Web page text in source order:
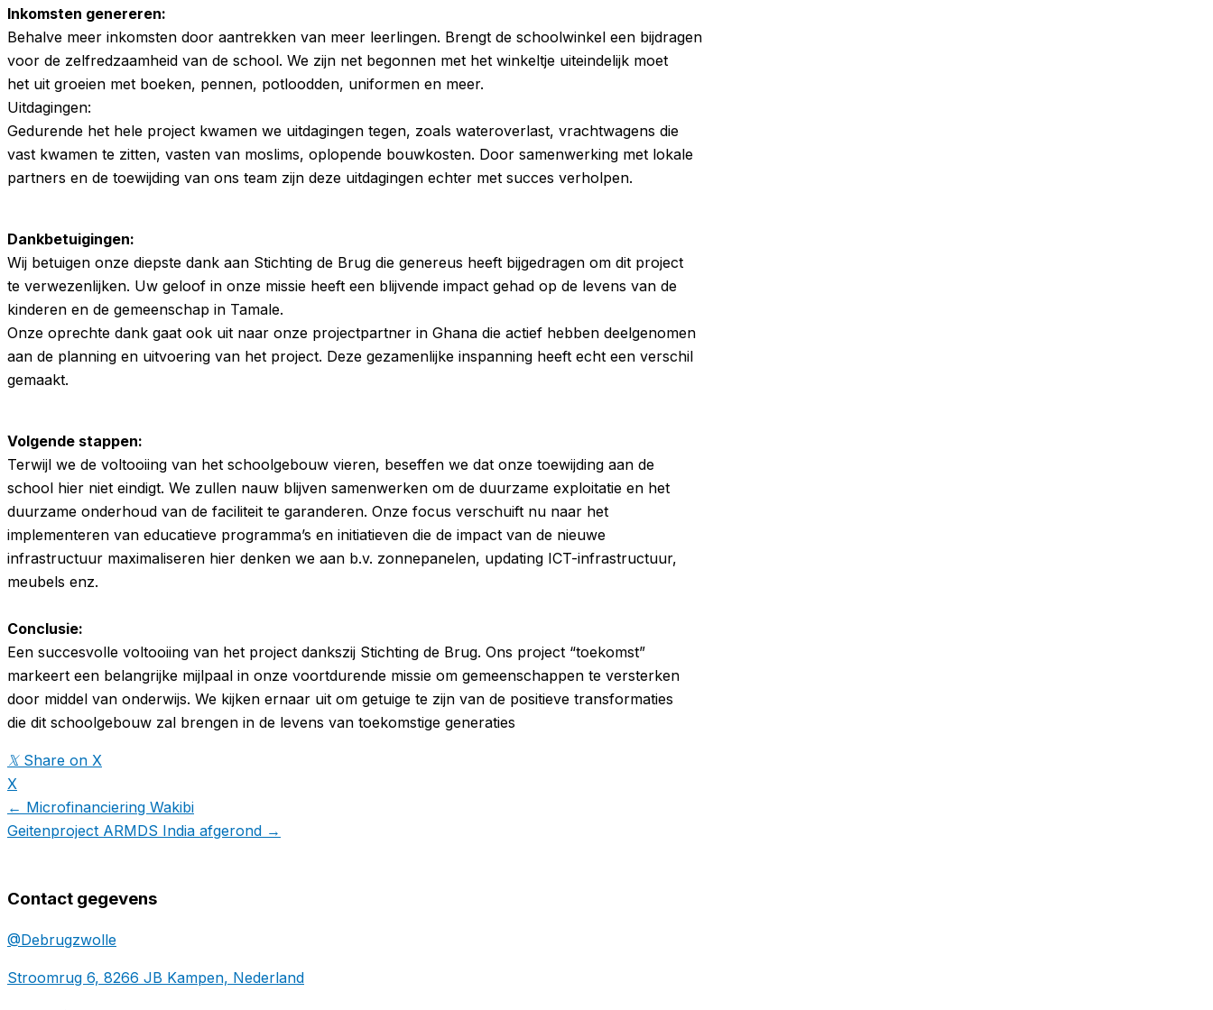
Inkomsten genereren:
Behalve meer inkomsten door aantrekken van meer leerlingen. Brengt de schoolwinkel een bijdragen
voor de zelfredzaamheid van de school. We zijn net begonnen met het winkeltje uiteindelijk moet
het uit groeien met boeken, pennen, potloodden, uniformen en meer.
Uitdagingen:
Gedurende het hele project kwamen we uitdagingen tegen, zoals wateroverlast, vrachtwagens die
vast kwamen te zitten, vasten van moslims, oplopende bouwkosten. Door samenwerking met lokale
partners en de toewijding van ons team zijn deze uitdagingen echter met succes verholpen.
Dankbetuigingen:
Wij betuigen onze diepste dank aan Stichting de Brug die genereus heeft bijgedragen om dit project
te verwezenlijken. Uw geloof in onze missie heeft een blijvende impact gehad op de levens van de
kinderen en de gemeenschap in Tamale.
Onze oprechte dank gaat ook uit naar onze projectpartner in Ghana die actief hebben deelgenomen
aan de planning en uitvoering van het project. Deze gezamenlijke inspanning heeft echt een verschil
gemaakt.
Volgende stappen:
Terwijl we de voltooiing van het schoolgebouw vieren, beseffen we dat onze toewijding aan de
school hier niet eindigt. We zullen nauw blijven samenwerken om de duurzame exploitatie en het
duurzame onderhoud van de faciliteit te garanderen. Onze focus verschuift nu naar het
implementeren van educatieve programma’s en initiatieven die de impact van de nieuwe
infrastructuur maximaliseren hier denken we aan b.v. zonnepanelen, updating ICT-infrastructuur,
meubels enz.
Conclusie:
Een succesvolle voltooiing van het project dankszij Stichting de Brug. Ons project “toekomst”
markeert een belangrijke mijlpaal in onze voortdurende missie om gemeenschappen te versterken
door middel van onderwijs. We kijken ernaar uit om getuige te zijn van de positieve transformaties
die dit schoolgebouw zal brengen in de levens van toekomstige generaties
𝕏 Share on X
X
← Microfinanciering Wakibi
Geitenproject ARMDS India afgerond →
Contact gegevens
@Debrugzwolle
Stroomrug 6, 8266 JB Kampen, Nederland